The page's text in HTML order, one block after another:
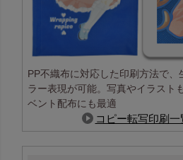
PP不織布に対応した印刷方法で、
ラー表現が可能。写真やイラスト
ベント配布にも最適
コピー転写印刷一